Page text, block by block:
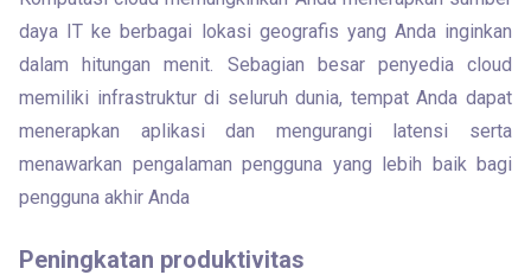
daya IT ke berbagai lokasi geografis yang Anda inginkan
dalam hitungan menit. Sebagian besar penyedia cloud
memiliki infrastruktur di seluruh dunia, tempat Anda dapat
menerapkan aplikasi dan mengurangi latensi serta
menawarkan pengalaman pengguna yang lebih baik bagi
pengguna akhir Anda
Peningkatan produktivitas